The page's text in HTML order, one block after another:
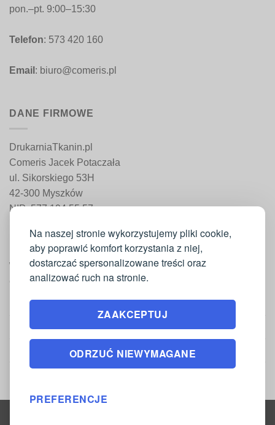
Na naszej stronie wykorzystujemy pliki cookie,
aby poprawić komfort korzystania z niej,
dostarczać spersonalizowane treści oraz
analizować ruch na stronie.
ZAAKCEPTUJ
ODRZUĆ NIEWYMAGANE
PREFERENCJE
pon.–pt. 9:00–15:30
Telefon: 573 420 160
Email : biuro@comeris.pl
DANE FIRMOWE
DrukarniaTkanin.pl
Comeris Jacek Potaczała
ul. Sikorskiego 53H
42-300 Myszków
NIP: 577 194 55 57
WAŻNE INFORMACJE
Moje konto
Regulamin
Polityka zwrotów